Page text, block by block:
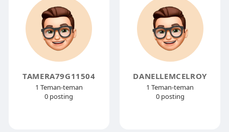
TAMERA79G11504
1 Teman-teman
0 posting
DANELLEMCELROY
1 Teman-teman
0 posting